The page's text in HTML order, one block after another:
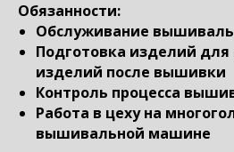
Обязанности:
Обслуживание
Подготовка изделий
изделий после вышивки
Контроль процесса
Работа в цеху на
вышивальной машине